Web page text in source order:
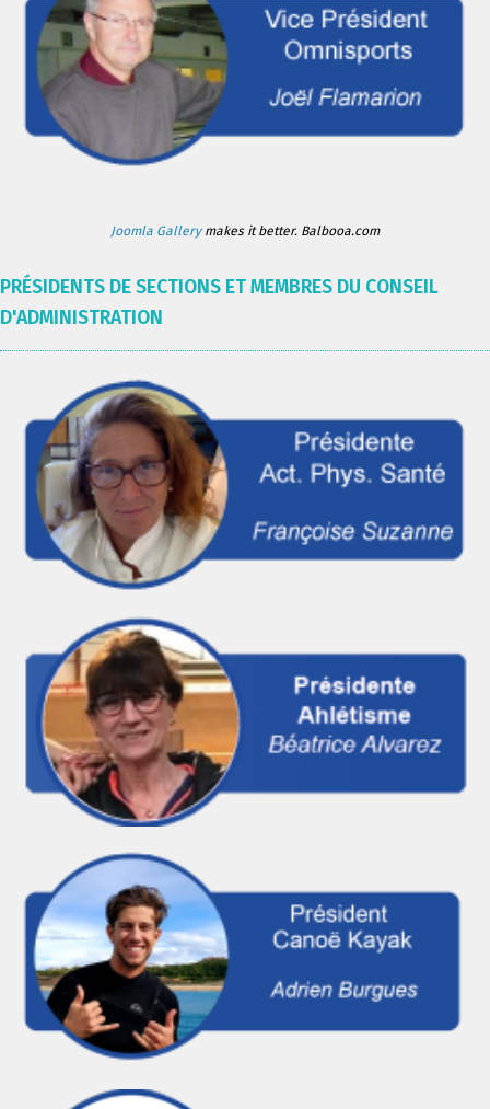
Joomla Gallerymakes it better. Balbooa.com
PRÉSIDENTS DE SECTIONS ET MEMBRES DU CONSEIL
D'ADMINISTRATION